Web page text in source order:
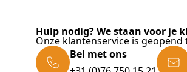
Hulp nodig? We staan voor je
Onze klantenservice is geopend
Bel met ons